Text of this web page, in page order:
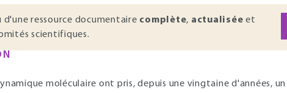
d'une ressource documentaire complète, actualisée et
scientifiques.
moléculaire ont pris, depuis une vingtaine d'années,